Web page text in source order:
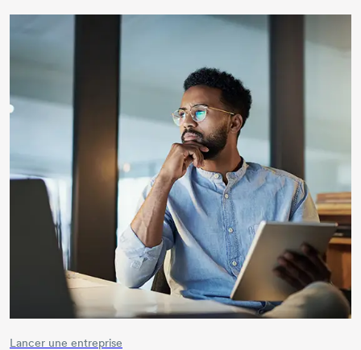
Lancer une entreprise